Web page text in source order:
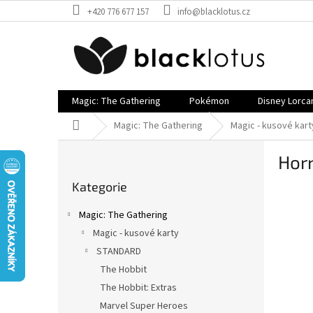
na
+420 776 677 157 info@blacklotus.cz
Magic: The Gathering Pokémon Disney
Domů Magic: The Gathering Magic - kusové
kategorie
Kategorie
Magic: The Gathering
Magic - kusové karty
STANDARD
The Hobbit
The Hobbit: Extras
Marvel Super Heroes